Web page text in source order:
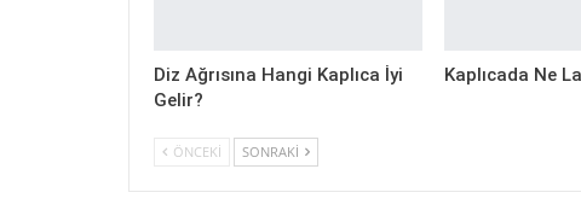
Diz Ağrısına Hangi Kaplıca İyi
Gelir?
Kaplıcada Ne
ÖNCEKI SONRAKI